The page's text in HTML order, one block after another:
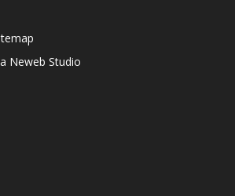
Neweb Studio